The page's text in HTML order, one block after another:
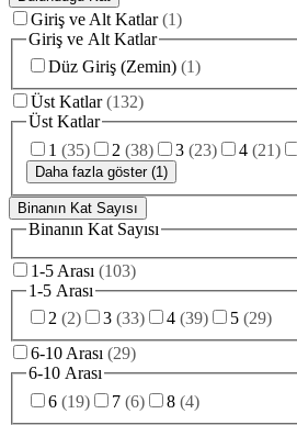
Giriş ve Alt Katlar (1)
Giriş ve Alt Katlar
Düz Giriş (Zemin) (1)
Üst Katlar (132)
Üst Katlar
1 (35) 2 (38) 3 (23) 4 (21)
Daha fazla göster (1)
Binanın Kat Sayısı
Binanın Kat Sayısı
1-5 Arası (103)
1-5 Arası
2 (2) 3 (33) 4 (39) 5 (29)
6-10 Arası (29)
6-10 Arası
6 (19) 7 (6) 8 (4)